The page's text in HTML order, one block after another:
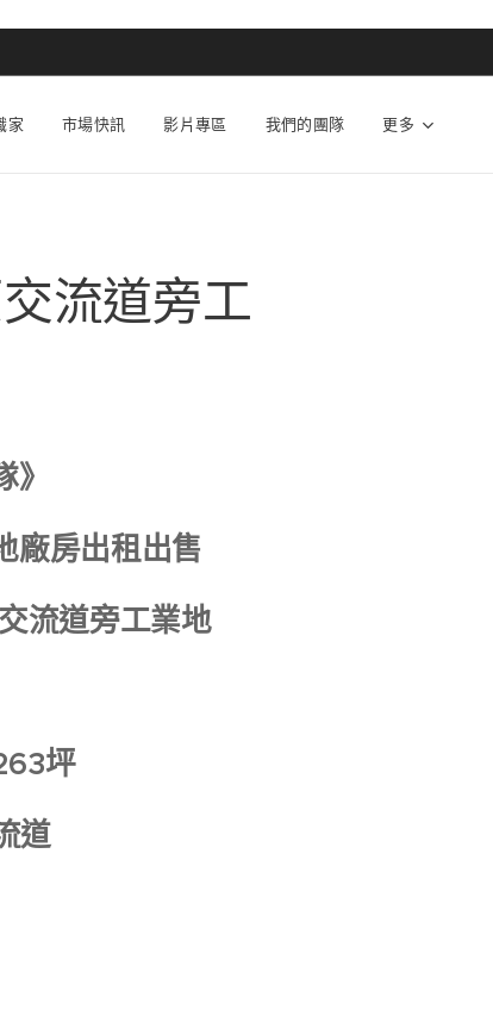
家 市場快訊 影片專區 我們的團隊 更多
流道旁工
》
廠房出租出售
流道旁工業地
坪
道